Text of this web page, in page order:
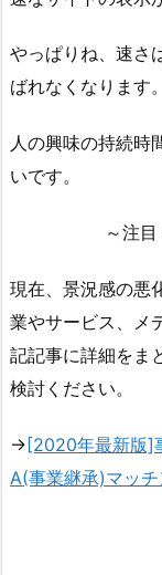
やっぱりね、速さ
ばれなくなります。
人の興味の持続時
いです。
～注
現在、景況感の悪
業やサービス、メ
記記事に詳細をま
検討ください。
→[2020年最新版]
A(事業継承)マッ